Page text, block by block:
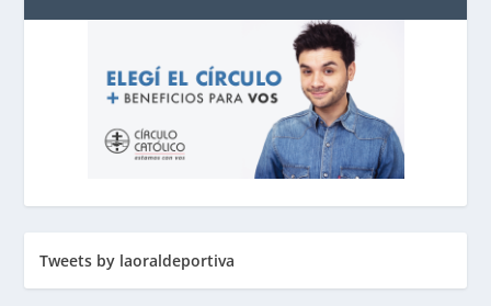
Tweets by laoraldeportiva